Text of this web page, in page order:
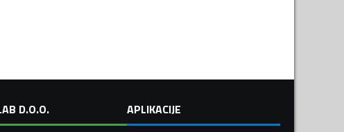
D.O.O.
APLIKACIJE